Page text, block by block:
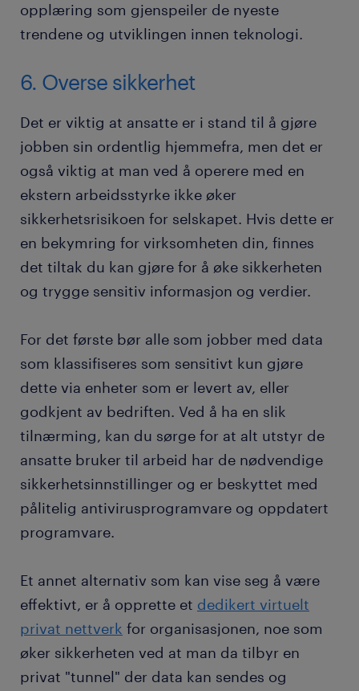
opplæring som gjenspeiler de nyeste
trendene og utviklingen innen teknologi.
6. Overse sikkerhet
Det er viktig at ansatte er i stand til å gjøre
jobben sin ordentlig hjemmefra, men det er
også viktig at man ved å operere med en
ekstern arbeidsstyrke ikke øker
sikkerhetsrisikoen for selskapet. Hvis dette er
en bekymring for virksomheten din, finnes
det tiltak du kan gjøre for å øke sikkerheten
og trygge sensitiv informasjon og verdier.
For det første bør alle som jobber med data
som klassifiseres som sensitivt kun gjøre
dette via enheter som er levert av, eller
godkjent av bedriften. Ved å ha en slik
tilnærming, kan du sørge for at alt utstyr de
ansatte bruker til arbeid har de nødvendige
sikkerhetsinnstillinger og er beskyttet med
pålitelig antivirusprogramvare og oppdatert
programvare.
Et annet alternativ som kan vise seg å være
effektivt, er å opprette et dedikert virtuelt
privat nettverk for organisasjonen, noe som
øker sikkerheten ved at man da tilbyr en
privat "tunnel" der data kan sendes og